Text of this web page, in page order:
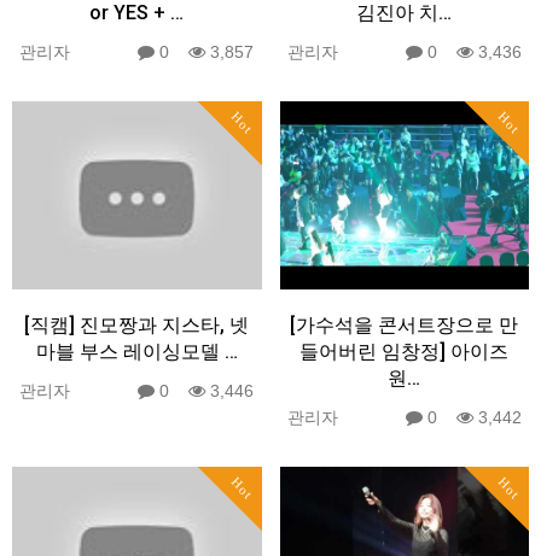
or YES + …
관리자 0 3,857
김진아 치…
관리자 0 3,436
Hot
[직캠] 진모짱과 지스타, 넷
마블 부스 레이싱모델 …
관리자 0 3,446
Hot
[가수석을 콘서트장으로 만
들어버린 임창정] 아이즈
원…
관리자 0 3,442
Hot Hot